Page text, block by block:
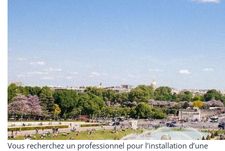
Vous recherchez un professionnel pour l’installation d’une